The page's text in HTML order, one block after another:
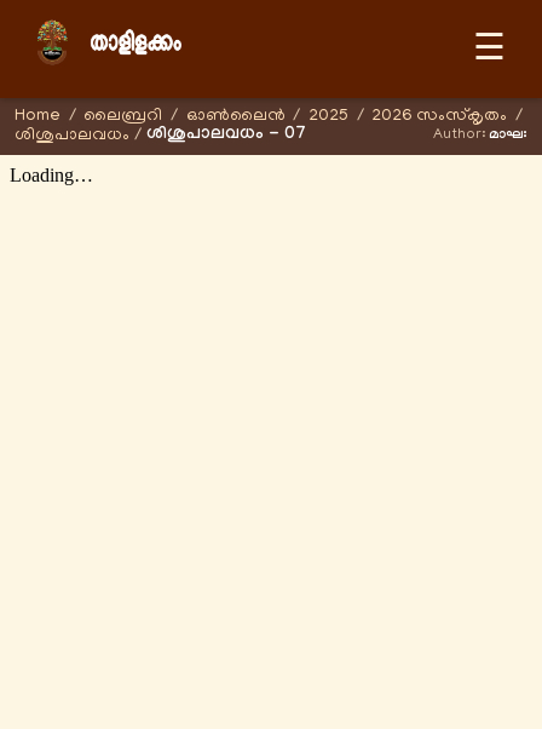
☰
Home / ലൈബ്രറി / ഓണ്‍ലൈന്‍ / 2025 / 2026 സംസ്കൃതം /
ശിശുപാലവധം / ശിശുപാലവധം - 07 Author: മാഘഃ